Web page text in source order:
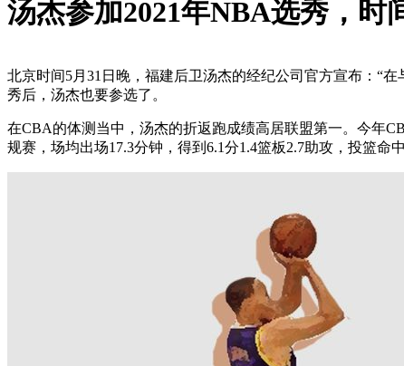
汤杰参加2021年NBA选秀，时
北京时间5月31日晚，福建后卫汤杰的经纪公司官方宣布：“
秀后，汤杰也要参选了。
在CBA的体测当中，汤杰的折返跑成绩高居联盟第一。今年
规赛，场均出场17.3分钟，得到6.1分1.4篮板2.7助攻，投篮命